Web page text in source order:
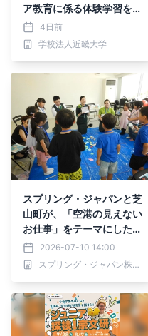
ア教育に係る体験学習を実
施
4日前
学校法人近畿大学
スプリング・ジャパンと芝
山町が、「空港の見えない
お仕事」をテーマにした2
026年度「インターナショ
ナルジュニアカレッジ」を
7月20日より開催
2026-07-10 14:00
スプリング・ジャパン株式会社